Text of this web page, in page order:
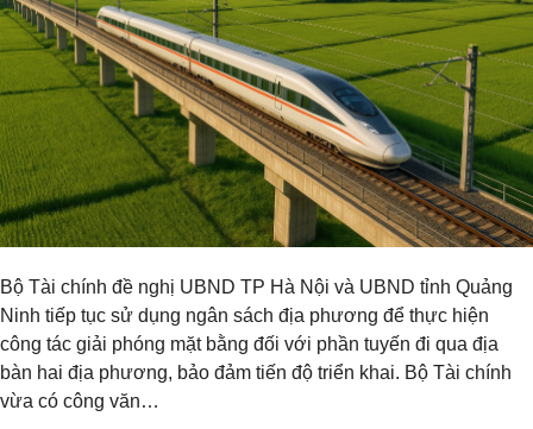
Bộ Tài chính đề nghị UBND TP Hà Nội và UBND tỉnh Quảng
Ninh tiếp tục sử dụng ngân sách địa phương để thực hiện
công tác giải phóng mặt bằng đối với phần tuyến đi qua địa
bàn hai địa phương, bảo đảm tiến độ triển khai. Bộ Tài chính
vừa có công văn…